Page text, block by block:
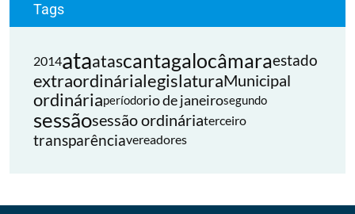
Tags
2014ataatascantagalocâmaraestado
extraordinárialegislaturaMunicipal
ordináriaperíodorio de janeirosegundo
sessãosessão ordináriaterceiro
transparênciavereadores